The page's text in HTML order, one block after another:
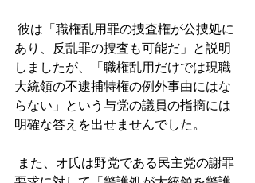
彼は「職権乱用罪の捜査権が公捜処に
あり、反乱罪の捜査も可能だ」と説明
しましたが、「職権乱用だけでは現職
大統領の不逮捕特権の例外事由にはな
らない」という与党の議員の指摘には
明確な答えを出せませんでした。
また、オ氏は野党である民主党の謝罪